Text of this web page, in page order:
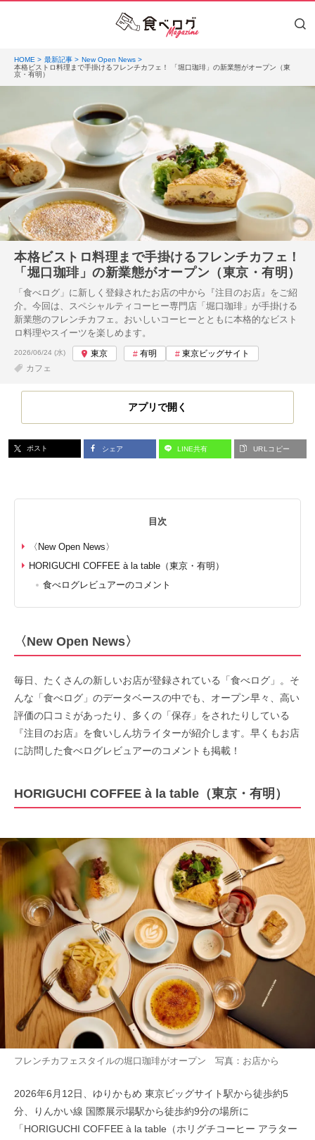
HOME 最新記事
New Open News
本格ビストロ料理まで手掛けるフレンチカフェ！ 「堀口珈琲」の新業態がオープン（東
京・有明）
本格ビストロ料理まで手掛けるフレンチカフェ！
「堀口珈琲」の新業態がオープン（東京・有明）
「食べログ」に新しく登録されたお店の中から『注目のお店』をご紹
介。今回は、スペシャルティコーヒー専門店「堀口珈琲」が手掛ける
新業態のフレンチカフェ。おいしいコーヒーとともに本格的なビスト
ロ料理やスイーツを楽しめます。
投稿日:
2026/06/24 (水) 東京 有明
東京ビッグサイト
カフェ
アプリで開く
ポスト シェア LINE共有 URLコピー
目次
〈New Open News〉
HORIGUCHI COFFEE à la table（東京・有明）
食べログレビュアーのコメント
〈New Open News〉
毎日、たくさんの新しいお店が登録されている「食べログ」。そ
んな「食べログ」のデータベースの中でも、オープン早々、高い
評価の口コミがあったり、多くの「保存」をされたりしている
『注目のお店』を食いしん坊ライターが紹介します。早くもお店
に訪問した食べログレビュアーのコメントも掲載！
HORIGUCHI COFFEE à la table（東京・有明）
フレンチカフェスタイルの堀口珈琲がオープン 写真：お店から
2026年6月12日、ゆりかもめ 東京ビッグサイト駅から徒歩約5
分、りんかい線 国際展示場駅から徒歩約9分の場所に
「HORIGUCHI COFFEE à la table（ホリグチコーヒー アラター